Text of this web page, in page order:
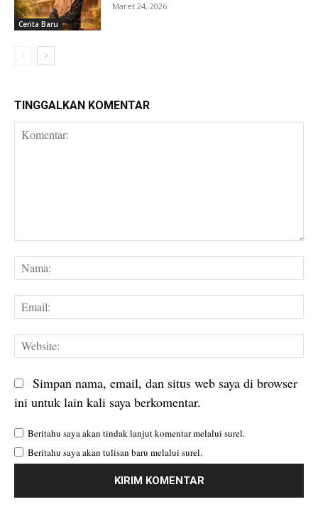
Cerita Baru
Maret 24, 2026
TINGGALKAN KOMENTAR
Simpan nama, email, dan situs web saya di browser
ini untuk lain kali saya berkomentar.
Beritahu saya akan tindak lanjut komentar melalui surel.
Beritahu saya akan tulisan baru melalui surel.